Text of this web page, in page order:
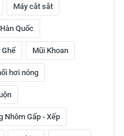
Máy cắt sắt
Quốc
Mũi Khoan
hơi nóng
Nhôm Gấp - Xếp